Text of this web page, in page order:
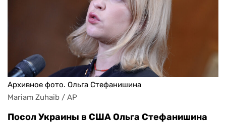
Архивное фото. Ольга Стефанишина
Mariam Zuhaib / AP
Посол Украины в США Ольга Стефанишина